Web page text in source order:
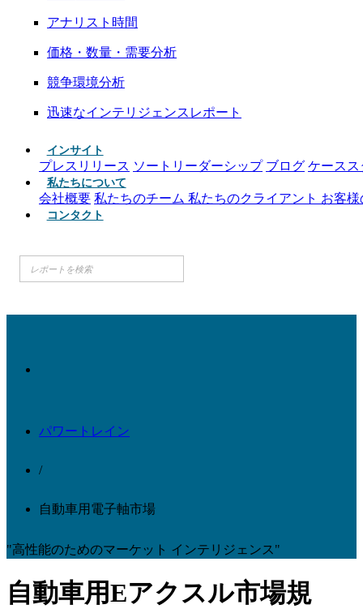
アナリスト時間
価格・数量・需要分析
競争環境分析
迅速なインテリジェンスレポート
インサイト
プレスリリース ソートリーダーシップ ブログ ケースス
私たちについて
会社概要 私たちのチーム 私たちのクライアント お客
コンタクト
パワートレイン
/
自動車用電子軸市場
"高性能のためのマーケット インテリジェンス"
自動車用Eアクスル市場規